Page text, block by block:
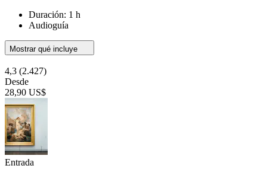
Duración: 1 h
Audioguía
Mostrar qué incluye
4,3 (2.427)
Desde
28,90 US$
Entrada